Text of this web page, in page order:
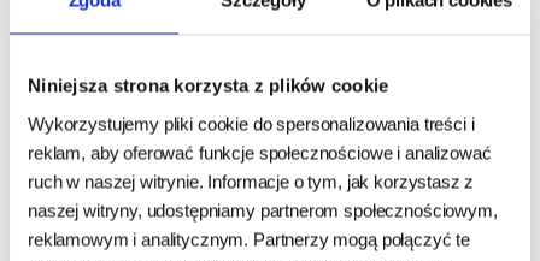
Niniejsza strona korzysta z plików cookie
Wykorzystujemy pliki cookie do spersonalizowania treści i
reklam, aby oferować funkcje społecznościowe i analizować
ruch w naszej witrynie. Informacje o tym, jak korzystasz z
naszej witryny, udostępniamy partnerom społecznościowym,
reklamowym i analitycznym. Partnerzy mogą połączyć te
Miska podróżna składana 2l
24h - cała Polska - towar na magazynie
32,50 zł
DO KOSZYKA
MAT, 1.6L 20CM
24h - cała Polska - towar na magazynie
43,00 zł
DO KOSZYKA